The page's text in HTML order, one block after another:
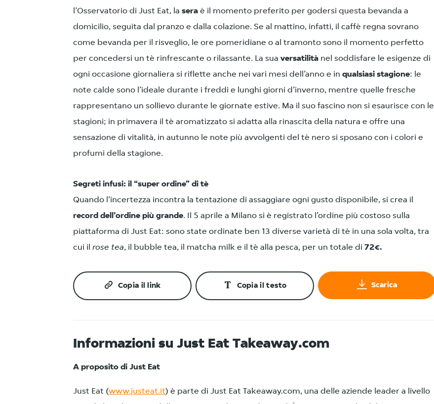
l’Osservatorio di Just Eat, la sera è il momento preferito per godersi questa bevanda a
domicilio, seguita dal pranzo e dalla colazione. Se al mattino, infatti, il caffè regna sovrano
come bevanda per il risveglio, le ore pomeridiane o al tramonto sono il momento perfetto
per concedersi un tè rinfrescante o rilassante. La sua versatilità nel soddisfare le esigenze di
ogni occasione giornaliera si riflette anche nei vari mesi dell’anno e in qualsiasi stagione: le
note calde sono l’ideale durante i freddi e lunghi giorni d’inverno, mentre quelle fresche
rappresentano un sollievo durante le giornate estive. Ma il suo fascino non si esaurisce con le
stagioni; in primavera il tè aromatizzato si adatta alla rinascita della natura e offre una
sensazione di vitalità, in autunno le note più avvolgenti del tè nero si sposano con i colori e
profumi della stagione.
Segreti infusi: il “super ordine” di tè
Quando l’incertezza incontra la tentazione di assaggiare ogni gusto disponibile, si crea il
record dell’ordine più grande. Il 5 aprile a Milano si è registrato l’ordine più costoso sulla
piattaforma di Just Eat: sono state ordinate ben 13 diverse varietà di tè in una sola volta, tra
cui il rose tea, il bubble tea, il matcha milk e il tè alla pesca, per un totale di 72€.
Copia il link Copia il testo Scarica
Informazioni su Just Eat Takeaway.com
A proposito di Just Eat
Just Eat (www.justeat.it) è parte di Just Eat Takeaway.com, una delle aziende leader a livello